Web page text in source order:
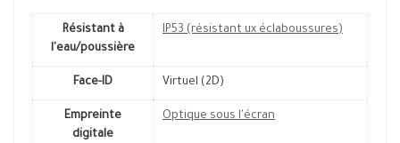
Résistant à
l'eau/poussière
IP53 (résistant ux éclaboussures)
Face-ID Virtuel (2D)
Empreinte
digitale
Optique sous l'écran